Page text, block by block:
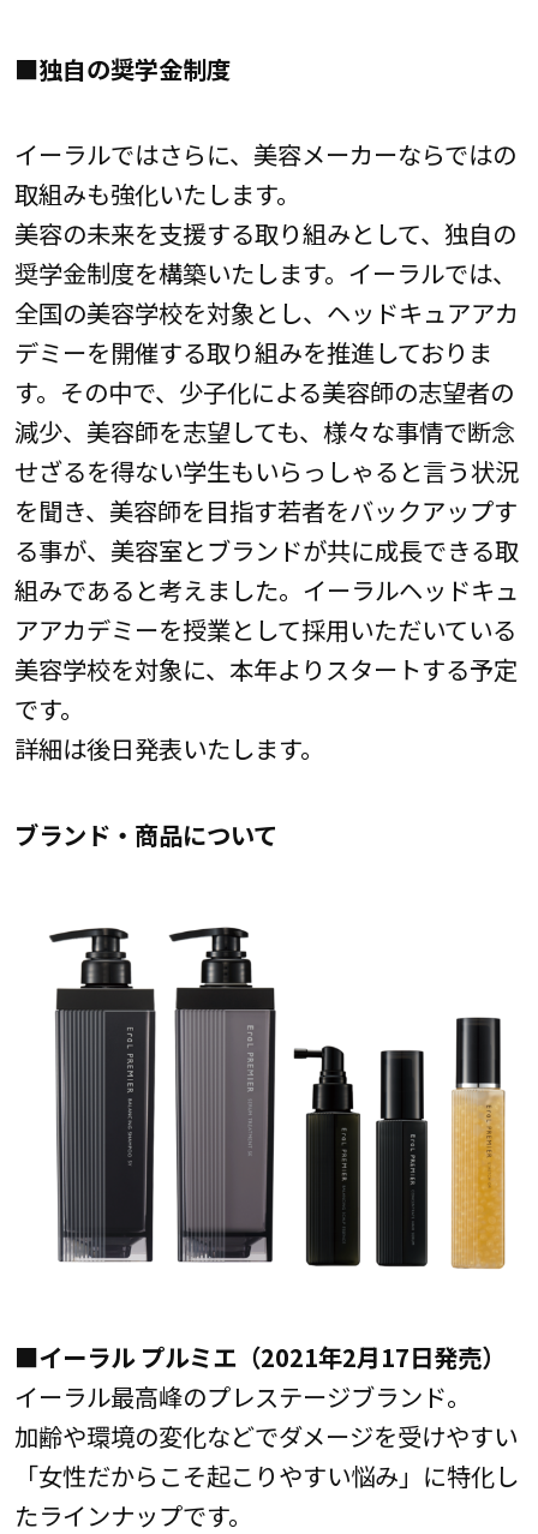
■独自の奨学金制度
イーラルではさらに、美容メーカーならではの
取組みも強化いたします。
美容の未来を支援する取り組みとして、独自の
奨学金制度を構築いたします。イーラルでは、
全国の美容学校を対象とし、ヘッドキュアアカ
デミーを開催する取り組みを推進しておりま
す。その中で、少子化による美容師の志望者の
減少、美容師を志望しても、様々な事情で断念
せざるを得ない学生もいらっしゃると言う状況
を聞き、美容師を目指す若者をバックアップす
る事が、美容室とブランドが共に成長できる取
組みであると考えました。イーラルヘッドキュ
アアカデミーを授業として採用いただいている
美容学校を対象に、本年よりスタートする予定
です。
詳細は後日発表いたします。
ブランド・商品について
■イーラル プルミエ（2021年2月17日発売）
イーラル最高峰のプレステージブランド。
加齢や環境の変化などでダメージを受けやすい
「女性だからこそ起こりやすい悩み」に特化し
たラインナップです。